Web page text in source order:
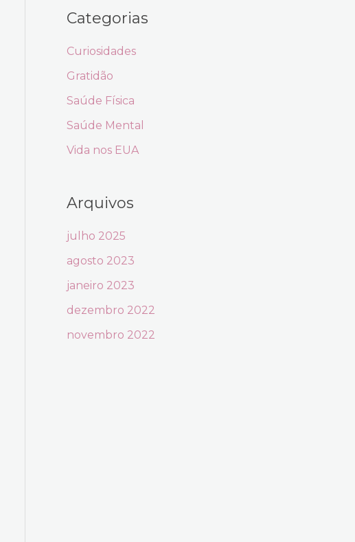
Categorias
Curiosidades
Gratidão
Saúde Física
Saúde Mental
Vida nos EUA
Arquivos
julho 2025
agosto 2023
janeiro 2023
dezembro 2022
novembro 2022